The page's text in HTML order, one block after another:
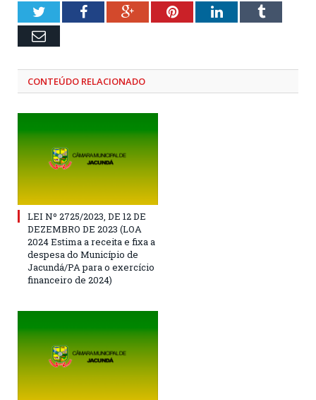
TwitterFacebookGoogle+PinterestLinkedInTumblr
Email
CONTEÚDO RELACIONADO
LEI Nº 2725/2023, DE 12 DE
DEZEMBRO DE 2023 (LOA
2024 Estima a receita e fixa a
despesa do Município de
Jacundá/PA para o exercício
financeiro de 2024)